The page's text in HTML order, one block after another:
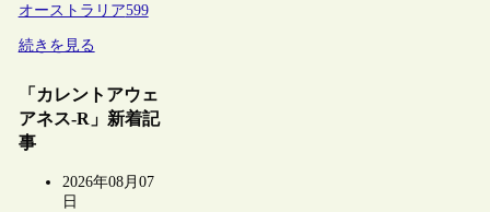
オーストラリア599
続きを見る
「カレントアウェ
アネス-R」新着記
事
2026年08月07
日